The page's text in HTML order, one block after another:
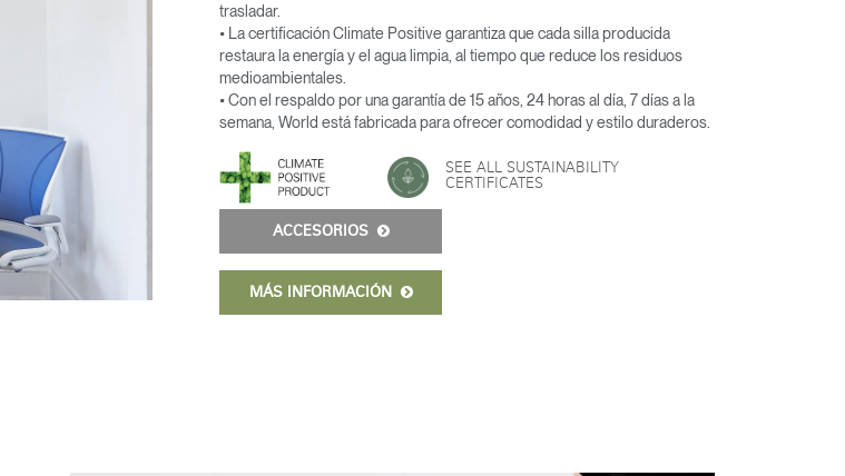
trasladar.
• La certificación Climate Positive garantiza que cada silla producida
restaura la energía y el agua limpia, al tiempo que reduce los residuos
medioambientales.
• Con el respaldo por una garantía de 15 años, 24 horas al día, 7 días a la
semana, World está fabricada para ofrecer comodidad y estilo duraderos.
SEE ALL SUSTAINABILITY
CERTIFICATES
ACCESORIOS
MÁS INFORMACIÓN